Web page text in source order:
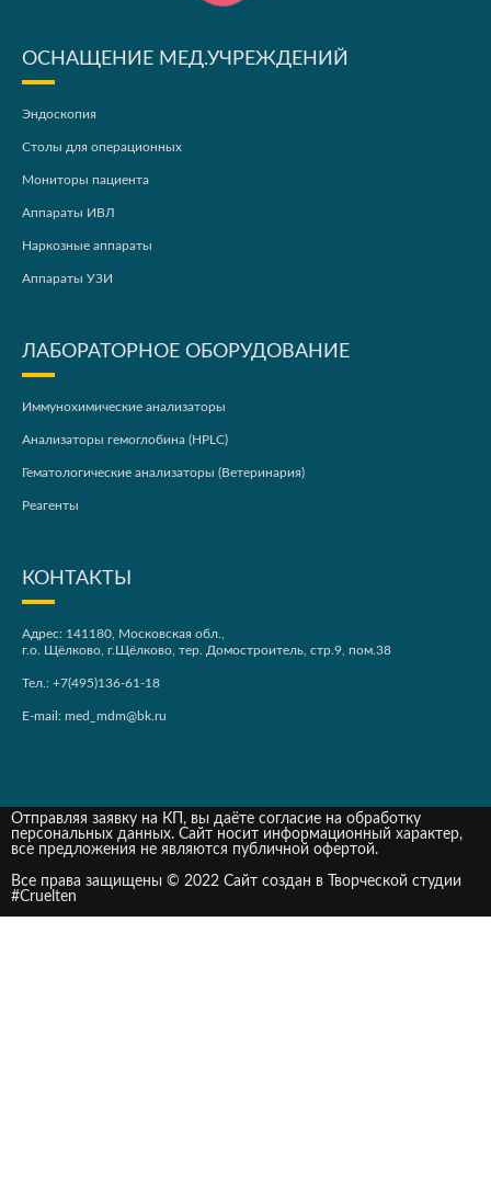
ОСНАЩЕНИЕ МЕД.УЧРЕЖДЕНИЙ
Эндоскопия
Столы для операционных
Мониторы пациента
Аппараты ИВЛ
Наркозные аппараты
Аппараты УЗИ
ЛАБОРАТОРНОЕ ОБОРУДОВАНИЕ
Иммунохимические анализаторы
Анализаторы гемоглобина (HPLC)
Гематологические анализаторы (Ветеринария)
Реагенты
КОНТАКТЫ
Адрес: 141180, Московская обл.,
г.о. Щёлково, г.Щёлково, тер. Домостроитель, стр.9, пом.38
Тел.: +7(495)136-61-18
E-mail: med_mdm@bk.ru
Отправляя заявку на КП, вы даёте согласие на обработку
персональных данных. Сайт носит информационный характер,
все предложения не являются публичной офертой.
Все права защищены © 2022 Сайт создан в Творческой студии
#Cruelten